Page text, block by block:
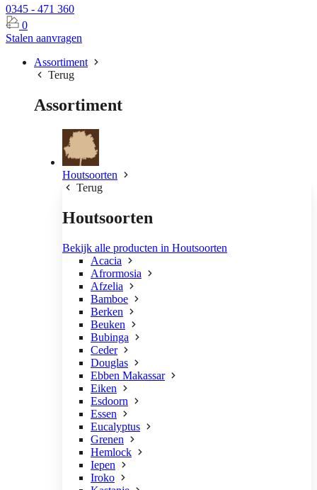
0345 - 471 360
0
Stalen aanvragen
Assortiment
Terug
Assortiment
Houtsoorten
Terug
Houtsoorten
Bekijk alle producten in Houtsoorten
Acacia
Afrormosia
Afzelia
Bamboe
Berken
Beuken
Bubinga
Ceder
Douglas
Ebben Makassar
Eiken
Esdoorn
Essen
Eucalyptus
Grenen
Hemlock
Iepen
Iroko